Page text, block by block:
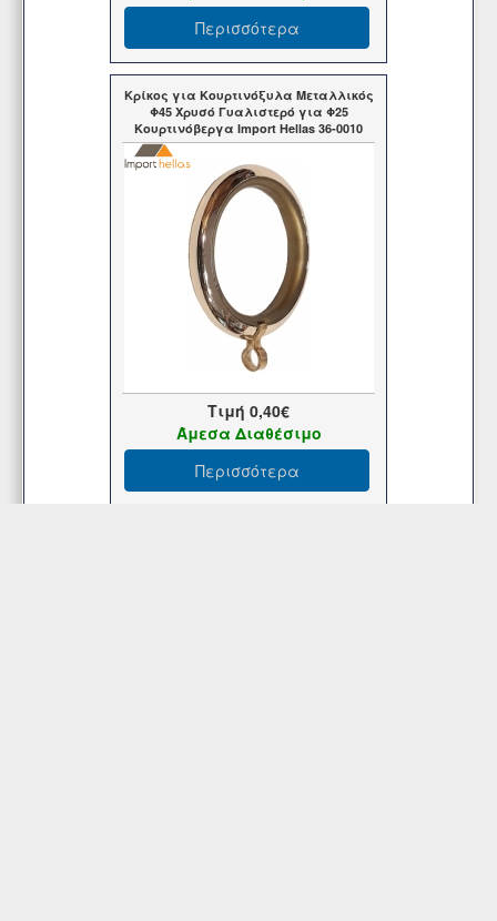
Περισσότερα
Κρίκος για Κουρτινόξυλα Μεταλλικός
Φ45 Χρυσό Γυαλιστερό για Φ25
Κουρτινόβεργα Import Hellas 36-0010
Τιμή 0,40€
Άμεσα Διαθέσιμο
Περισσότερα